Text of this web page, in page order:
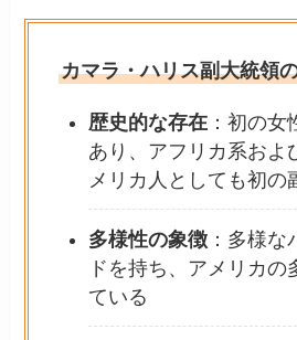
カマラ・ハリス副大統領
歴史的な存在 ：初の
あり、アフリカ系およ
メリカ人としても初の
多様性の象徴 ：多様
ドを持ち、アメリカの
ている